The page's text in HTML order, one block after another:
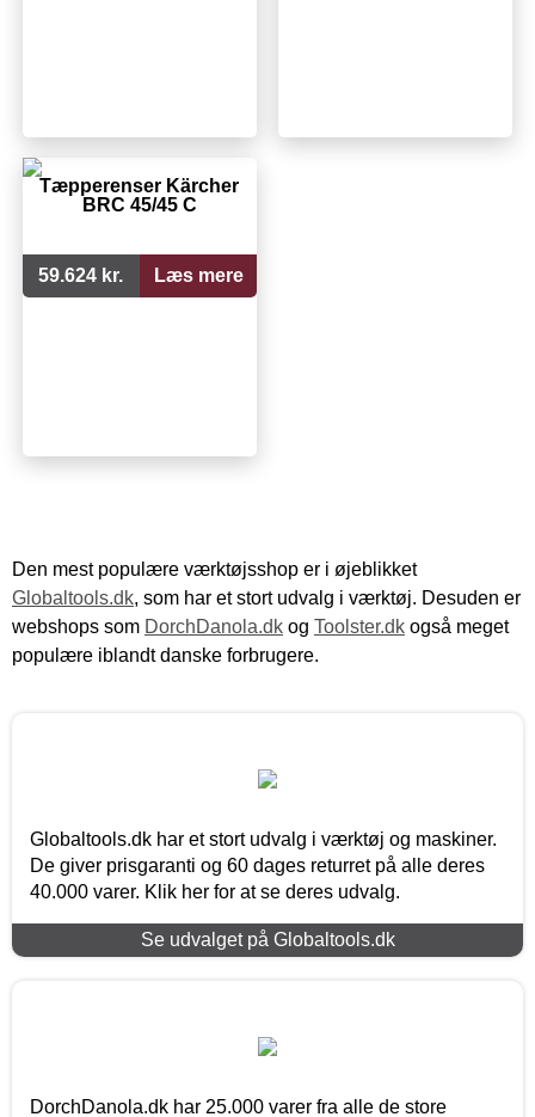
Tæpperenser Kärcher
BRC 45/45 C
59.624 kr. Læs mere
Den mest populære værktøjsshop er i øjeblikket
Globaltools.dk, som har et stort udvalg i værktøj. Desuden er
webshops som DorchDanola.dk og Toolster.dk også meget
populære iblandt danske forbrugere.
Globaltools.dk har et stort udvalg i værktøj og maskiner.
De giver prisgaranti og 60 dages returret på alle deres
40.000 varer. Klik her for at se deres udvalg.
Se udvalget på Globaltools.dk
DorchDanola.dk har 25.000 varer fra alle de store